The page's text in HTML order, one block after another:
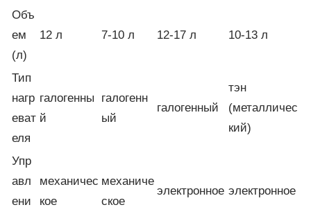
Объ
ем
(л)
12 л 7-10 л 12-17 л 10-13 л
Тип
нагр
еват
еля
галогенны
й
галогенн
ый
галогенный
тэн
(металличес
кий)
Упр
авл
ени
механичес
кое
механиче
ское
электронное электронное